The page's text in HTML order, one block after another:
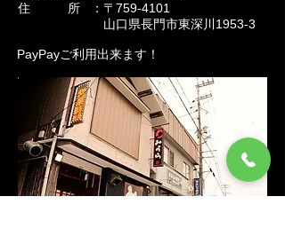
住 所
：〒759-4101
山口県長門市東深川1953-3
PayPayご利用出来ます！